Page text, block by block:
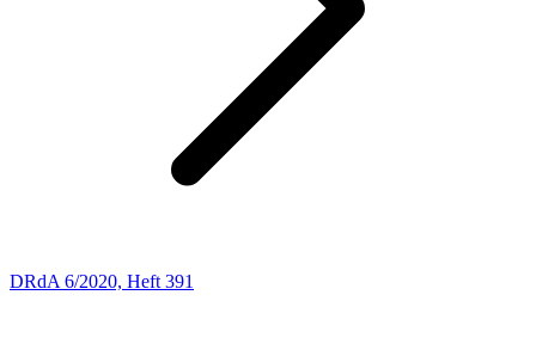
DRdA 6/2020, Heft 391